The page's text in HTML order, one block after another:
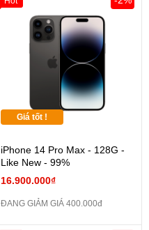
Giá tốt !
iPhone 14 Pro Max - 128G -
Like New - 99%
16.900.000₫
ĐANG GIẢM GIÁ 400.000đ